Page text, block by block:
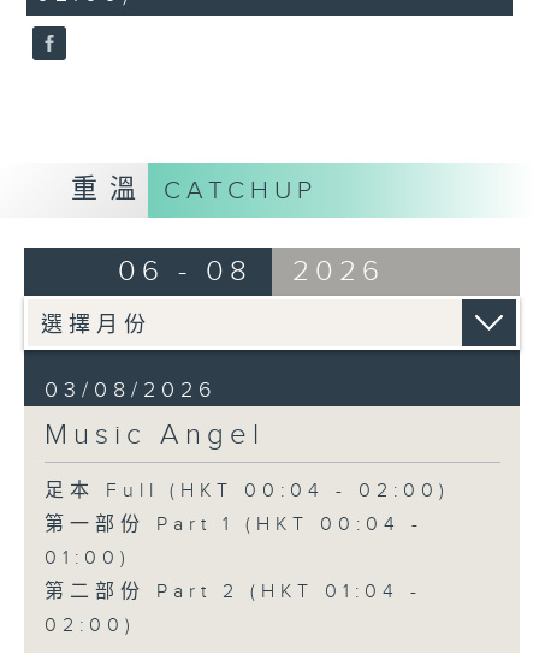
seconds
重溫 CATCHUP
06 - 08 2026
03/08/2026
Music Angel
足本 Full (HKT 00:04 - 02:00)
第一部份 Part 1 (HKT 00:04 -
01:00)
第二部份 Part 2 (HKT 01:04 -
02:00)